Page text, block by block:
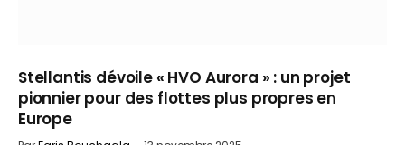
Stellantis dévoile « HVO Aurora » : un projet
pionnier pour des flottes plus propres en
Europe